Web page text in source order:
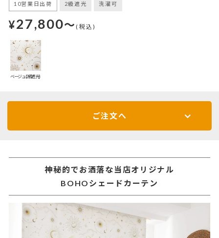
10営業日出荷 2級遮光 洗濯可
¥27,800～(税込)
ベージュ(2級遮光)
ご注文へ
神秘的でお洒落な当店オリジナル
BOHOシェードカーテン